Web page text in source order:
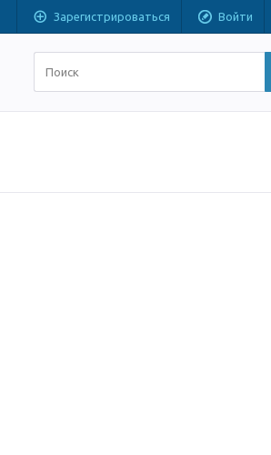
Зарегистрироваться Войти